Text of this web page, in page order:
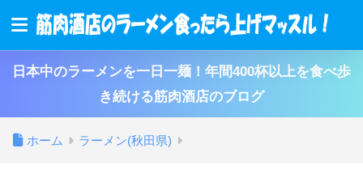
日本中のラーメンを一日一麺！年間400杯以上を食べ歩
き続ける筋肉酒店のブログ
ホーム ラーメン(秋田県)